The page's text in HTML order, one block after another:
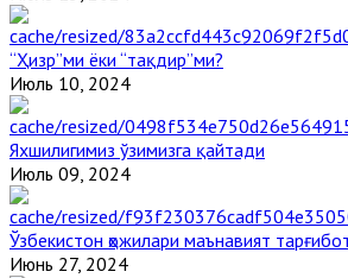
“Ҳизр”ми ёки “тақдир”ми?
Июль 10, 2024
Яхшилигимиз ўзимизга қайтади
Июль 09, 2024
Ўзбекистон ҳожилари маънавият
Июнь 27, 2024